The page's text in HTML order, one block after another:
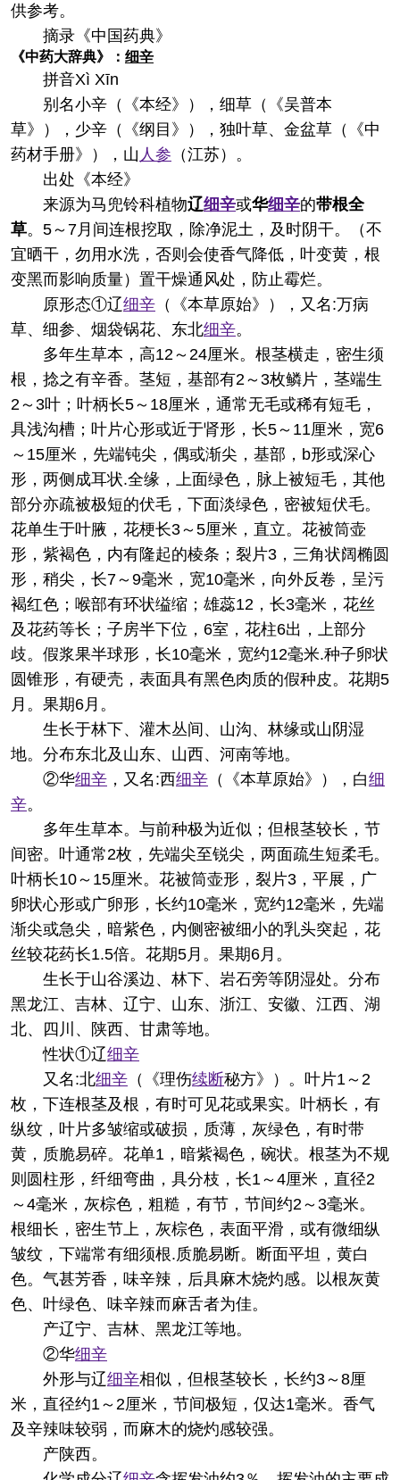
供参考。
摘录 《中国药典》
《中药大辞典》： 细辛
拼音Xì Xīn
别名小辛（《本经》），细草（《吴普本
草》），少辛（《纲目》），独叶草、金盆草（《中
药材手册》），山 人参 （江苏）。
出处 《本经》
来源为马兜铃科植物辽细辛或华细辛的带根全
草。5～7月间连根挖取，除净泥土，及时阴干。（不
宜晒干，勿用水洗，否则会使香气降低，叶变黄，根
变黑而影响质量）置干燥通风处，防止霉烂。
原形态①辽细辛 （《本草原始》），又名:万病
草、细参、烟袋锅花、东北细辛。
多年生草本，高12～24厘米。根茎横走，密生须
根，捻之有辛香。茎短，基部有2～3枚鳞片，茎端生
2～3叶；叶柄长5～18厘米，通常无毛或稀有短毛，
具浅沟槽；叶片心形或近于肾形，长5～11厘米，宽6
～15厘米，先端钝尖，偶或渐尖，基部，b形或深心
形，两侧成耳状.全缘，上面绿色，脉上被短毛，其他
部分亦疏被极短的伏毛，下面淡绿色，密被短伏毛。
花单生于叶腋，花梗长3～5厘米，直立。花被筒壶
形，紫褐色，内有隆起的棱条；裂片3，三角状阔椭圆
形，稍尖，长7～9毫米，宽10毫米，向外反卷，呈污
褐红色；喉部有环状缢缩；雄蕊12，长3毫米，花丝
及花药等长；子房半下位，6室，花柱6出，上部分
歧。假浆果半球形，长10毫米，宽约12毫米.种子卵状
圆锥形，有硬壳，表面具有黑色肉质的假种皮。花期5
月。果期6月。
生长于林下、灌木丛间、山沟、林缘或山阴湿
地。分布东北及山东、山西、河南等地。
②华细辛 ，又名:西细辛 （《本草原始》），白细
辛。
多年生草本。与前种极为近似；但根茎较长，节
间密。叶通常2枚，先端尖至锐尖，两面疏生短柔毛。
叶柄长10～15厘米。花被筒壶形，裂片3，平展，广
卵状心形或广卵形，长约10毫米，宽约12毫米，先端
渐尖或急尖，暗紫色，内侧密被细小的乳头突起，花
丝较花药长1.5倍。花期5月。果期6月。
生长于山谷溪边、林下、岩石旁等阴湿处。分布
黑龙江、吉林、辽宁、山东、浙江、安徽、江西、湖
北、四川、陕西、甘肃等地。
性状①辽细辛
又名:北细辛 （《理伤续断秘方》）。叶片1～2
枚，下连根茎及根，有时可见花或果实。叶柄长，有
纵纹，叶片多皱缩或破损，质薄，灰绿色，有时带
黄，质脆易碎。花单1，暗紫褐色，碗状。根茎为不规
则圆柱形，纤细弯曲，具分枝，长1～4厘米，直径2
～4毫米，灰棕色，粗糙，有节，节间约2～3毫米。
根细长，密生节上，灰棕色，表面平滑，或有微细纵
皱纹，下端常有细须根.质脆易断。断面平坦，黄白
色。气甚芳香，味辛辣，后具麻木烧灼感。以根灰黄
色、叶绿色、味辛辣而麻舌者为佳。
产辽宁、吉林、黑龙江等地。
②华细辛
外形与辽细辛相似，但根茎较长，长约3～8厘
米，直径约1～2厘米，节间极短，仅达1毫米。香气
及辛辣味较弱，而麻木的烧灼感较强。
产陕西。